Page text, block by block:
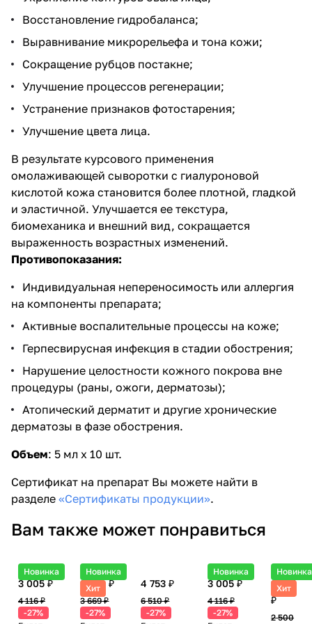
Восстановление гидробаланса;
Выравнивание микрорельефа и тона кожи;
Сокращение рубцов постакне;
Улучшение процессов регенерации;
Устранение признаков фотостарения;
Улучшение цвета лица.
В результате курсового применения
омолаживающей сыворотки с гиалуроновой
кислотой кожа становится более плотной, гладкой
и эластичной. Улучшается ее текстура,
биомеханика и внешний вид, сокращается
выраженность возрастных изменений.
Противопоказания:
Индивидуальная непереносимость или аллергия
на компоненты препарата;
Активные воспалительные процессы на коже;
Герпесвирусная инфекция в стадии обострения;
Нарушение целостности кожного покрова вне
процедуры (раны, ожоги, дерматозы);
Атопический дерматит и другие хронические
дерматозы в фазе обострения.
Объем: 5 мл х 10 шт.
Сертификат на препарат Вы можете найти в
разделе «Сертификаты продукции».
Вам также может понравиться
Новинка
3 005 ₽
4 116 ₽
-27%
Новинка
Хит
2 679 ₽
3 669 ₽
-27%
4 753 ₽
6 510 ₽
-27%
Новинка
3 005 ₽
4 116 ₽
-27%
Новинка
Хит
1 825
₽
2 500